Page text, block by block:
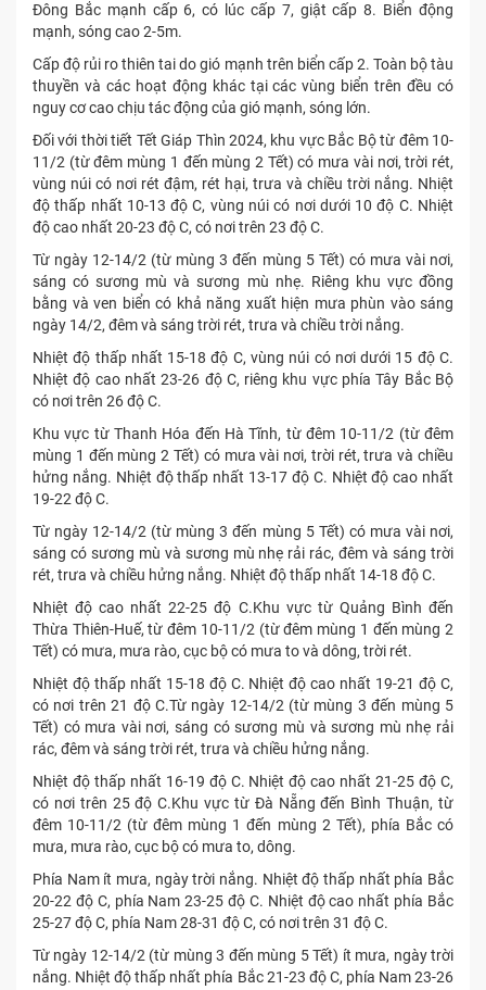
Đông Bắc mạnh cấp 6, có lúc cấp 7, giật cấp 8. Biển động
mạnh, sóng cao 2-5m.
Cấp độ rủi ro thiên tai do gió mạnh trên biển cấp 2. Toàn bộ tàu
thuyền và các hoạt động khác tại các vùng biển trên đều có
nguy cơ cao chịu tác động của gió mạnh, sóng lớn.
Đối với thời tiết Tết Giáp Thìn 2024, khu vực Bắc Bộ từ đêm 10-
11/2 (từ đêm mùng 1 đến mùng 2 Tết) có mưa vài nơi, trời rét,
vùng núi có nơi rét đậm, rét hại, trưa và chiều trời nắng. Nhiệt
độ thấp nhất 10-13 độ C, vùng núi có nơi dưới 10 độ C. Nhiệt
độ cao nhất 20-23 độ C, có nơi trên 23 độ C.
Từ ngày 12-14/2 (từ mùng 3 đến mùng 5 Tết) có mưa vài nơi,
sáng có sương mù và sương mù nhẹ. Riêng khu vực đồng
bằng và ven biển có khả năng xuất hiện mưa phùn vào sáng
ngày 14/2, đêm và sáng trời rét, trưa và chiều trời nắng.
Nhiệt độ thấp nhất 15-18 độ C, vùng núi có nơi dưới 15 độ C.
Nhiệt độ cao nhất 23-26 độ C, riêng khu vực phía Tây Bắc Bộ
có nơi trên 26 độ C.
Khu vực từ Thanh Hóa đến Hà Tĩnh, từ đêm 10-11/2 (từ đêm
mùng 1 đến mùng 2 Tết) có mưa vài nơi, trời rét, trưa và chiều
hửng nắng. Nhiệt độ thấp nhất 13-17 độ C. Nhiệt độ cao nhất
19-22 độ C.
Từ ngày 12-14/2 (từ mùng 3 đến mùng 5 Tết) có mưa vài nơi,
sáng có sương mù và sương mù nhẹ rải rác, đêm và sáng trời
rét, trưa và chiều hửng nắng. Nhiệt độ thấp nhất 14-18 độ C.
Nhiệt độ cao nhất 22-25 độ C.Khu vực từ Quảng Bình đến
Thừa Thiên-Huế, từ đêm 10-11/2 (từ đêm mùng 1 đến mùng 2
Tết) có mưa, mưa rào, cục bộ có mưa to và dông, trời rét.
Nhiệt độ thấp nhất 15-18 độ C. Nhiệt độ cao nhất 19-21 độ C,
có nơi trên 21 độ C.Từ ngày 12-14/2 (từ mùng 3 đến mùng 5
Tết) có mưa vài nơi, sáng có sương mù và sương mù nhẹ rải
rác, đêm và sáng trời rét, trưa và chiều hửng nắng.
Nhiệt độ thấp nhất 16-19 độ C. Nhiệt độ cao nhất 21-25 độ C,
có nơi trên 25 độ C.Khu vực từ Đà Nẵng đến Bình Thuận, từ
đêm 10-11/2 (từ đêm mùng 1 đến mùng 2 Tết), phía Bắc có
mưa, mưa rào, cục bộ có mưa to, dông.
Phía Nam ít mưa, ngày trời nắng. Nhiệt độ thấp nhất phía Bắc
20-22 độ C, phía Nam 23-25 độ C. Nhiệt độ cao nhất phía Bắc
25-27 độ C, phía Nam 28-31 độ C, có nơi trên 31 độ C.
Từ ngày 12-14/2 (từ mùng 3 đến mùng 5 Tết) ít mưa, ngày trời
nắng. Nhiệt độ thấp nhất phía Bắc 21-23 độ C, phía Nam 23-26